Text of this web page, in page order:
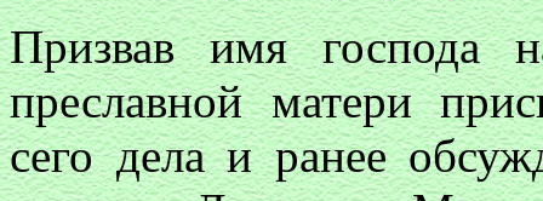
Призвав имя господа
преславной матери
сего дела и ранее